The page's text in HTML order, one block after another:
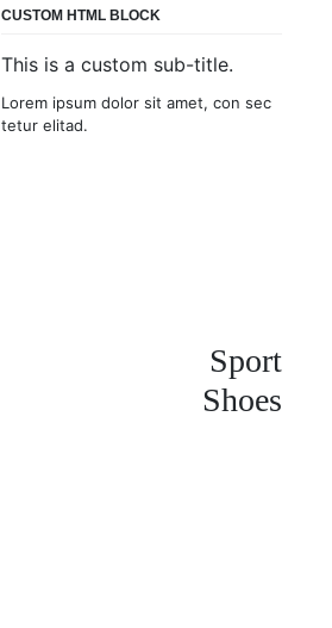
CUSTOM HTML BLOCK
This is a custom sub-title.
Lorem ipsum dolor sit amet, con sec
tetur elitad.
Sport
Shoes